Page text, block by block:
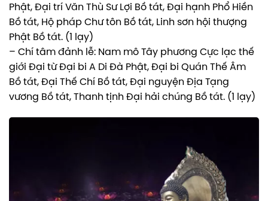
Phật, Đại trí Văn Thù Sư Lợi Bồ tát, Đại hạnh Phổ Hiền
Bồ tát, Hộ pháp Chư tôn Bồ tát, Linh sơn hội thượng
Phật Bồ tát. (1 lạy)
– Chí tâm đảnh lễ: Nam mô Tây phương Cực lạc thế
giới Đại từ Đại bi A Di Đà Phật, Đại bi Quán Thế Âm
Bồ tát, Đại Thế Chí Bồ tát, Đại nguyện Địa Tạng
vương Bồ tát, Thanh tịnh Đại hải chúng Bồ tát. (1 lạy)